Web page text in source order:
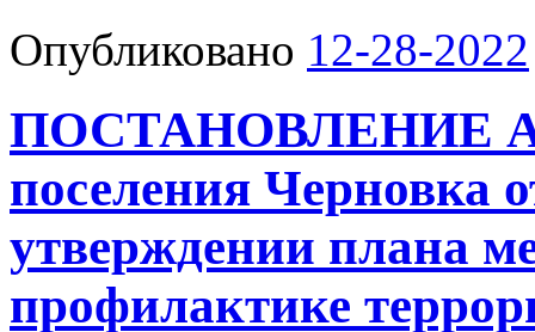
Опубликовано 12-28-2022
ПОСТАНОВЛЕНИЕ
поселения Черновка
утверждении плана
профилактике